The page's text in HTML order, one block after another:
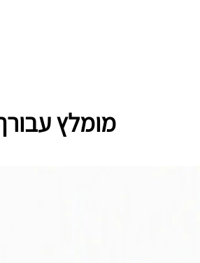
מומלץ